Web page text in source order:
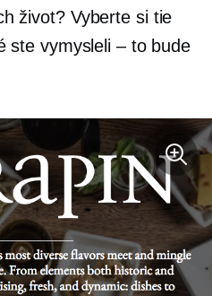
život? Vyberte si tie
ste vymysleli – to bude